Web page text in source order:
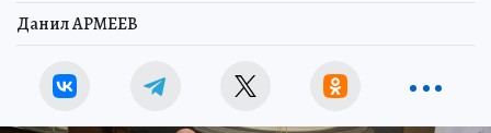
Данил АРМЕЕВ